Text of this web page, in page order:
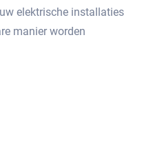
elektrische installaties
manier worden